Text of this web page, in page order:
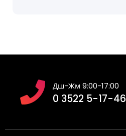
Дш-Жм 9:00-17:00
0 3522 5-17-46